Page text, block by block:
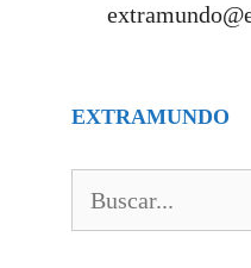
EXTRAMUNDO